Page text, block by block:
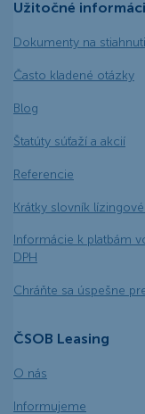
Užitočné
Dokumenty na
Často kladené otázky
Blog
Štatúty súťaží a akcií
Referencie
Krátky slovník
Informácie k platbám
DPH
Chráňte sa úspešne
ČSOB Leasing
O nás
Informujeme